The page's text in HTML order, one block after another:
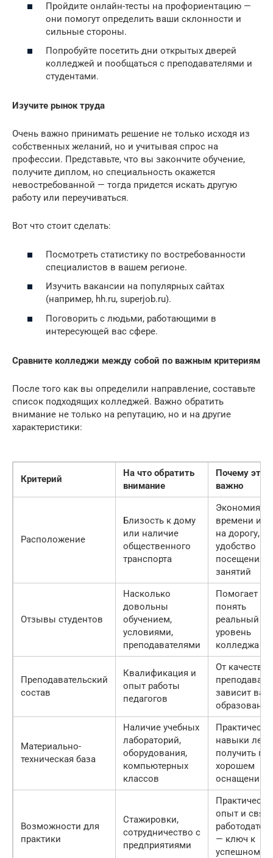
Пройдите онлайн-тесты на профориентацию —
они помогут определить ваши склонности и
сильные стороны.
Попробуйте посетить дни открытых дверей
колледжей и пообщаться с преподавателями и
студентами.
Изучите рынок труда
Очень важно принимать решение не только исходя из
собственных желаний, но и учитывая спрос на
профессии. Представьте, что вы закончите обучение,
получите диплом, но специальность окажется
невостребованной — тогда придется искать другую
работу или переучиваться.
Вот что стоит сделать:
Посмотреть статистику по востребованности
специалистов в вашем регионе.
Изучить вакансии на популярных сайтах
(например, hh.ru, superjob.ru).
Поговорить с людьми, работающими в
интересующей вас сфере.
Сравните колледжи между собой по важным критериям
После того как вы определили направление, составьте
список подходящих колледжей. Важно обратить
внимание не только на репутацию, но и на другие
характеристики:
Критерий
На что обратить
внимание
Почему это
важно
Расположение
Близость к дому
или наличие
общественного
транспорта
Экономия
времени и
на дорогу,
удобство
посещения
занятий
Отзывы студентов
Насколько
довольны
обучением,
условиями,
преподавателями
Помогает
понять
реальный
уровень
колледжа
Преподавательский
состав
Квалификация и
опыт работы
педагогов
От качества
зависит
образование
Материально-
техническая база
Наличие учебных
лабораторий,
оборудования,
компьютерных
классов
навыки
получить
хорошем
оснащении
Возможности для
практики
Стажировки,
сотрудничество с
предприятиями
опыт и
— ключ к
успешному